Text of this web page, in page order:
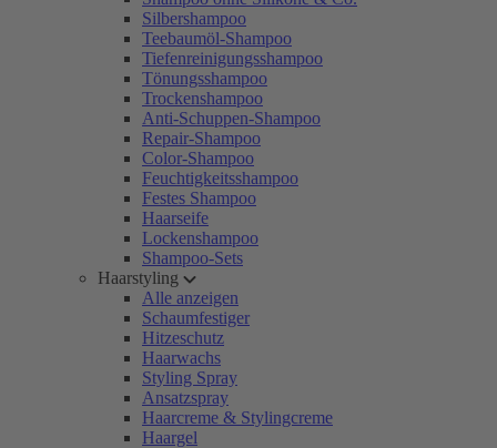
Silbershampoo
Teebaumöl-Shampoo
Tiefenreinigungsshampoo
Tönungsshampoo
Trockenshampoo
Anti-Schuppen-Shampoo
Repair-Shampoo
Color-Shampoo
Feuchtigkeitsshampoo
Festes Shampoo
Haarseife
Lockenshampoo
Shampoo-Sets
Haarstyling
Alle anzeigen
Schaumfestiger
Hitzeschutz
Haarwachs
Styling Spray
Ansatzspray
Haarcreme & Stylingcreme
Haargel